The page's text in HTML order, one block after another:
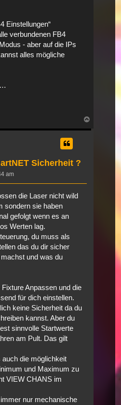
Einstellungen“
verbundenen FB4
- aber auf die IPs
alles mögliche
Sicherheit ?
am
die Laser nicht wild
sondern sie haben
gefolgt wenn es an
Werten lag.
du muss als
das du dir sicher
und was du
Anpassen und die
für dich einstellen.
keine Sicherheit da du
kannst. Aber du
sinnvolle Startwerte
am Pult. Das gilt
die möglichkeit
und Maximum zu
VIEW CHANS im
nur mechanische